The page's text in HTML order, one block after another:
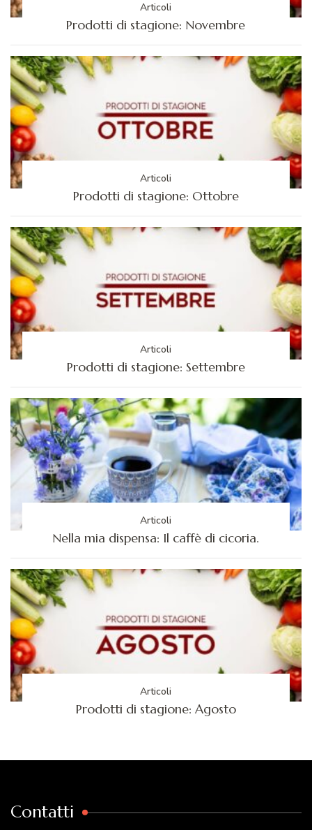
Articoli
Prodotti di stagione: Novembre
Articoli
Prodotti di stagione: Ottobre
Articoli
Prodotti di stagione: Settembre
Articoli
Nella mia dispensa: Il caffè di cicoria.
Articoli
Prodotti di stagione: Agosto
Contatti